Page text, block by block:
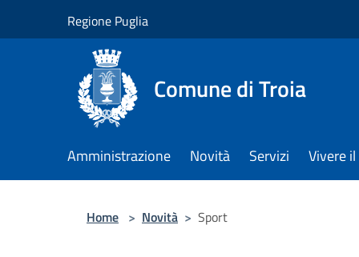
Regione Puglia
Comune di Troia
Amministrazione Novità Servizi Vivere
Home > Novità > Sport